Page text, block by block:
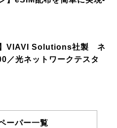
】VIAVI Solutions社製 ネ
／光ネットワークテスタ
ーパー一覧